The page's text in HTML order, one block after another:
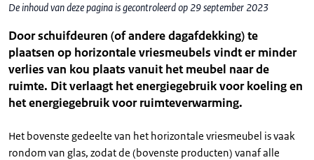
De inhoud van deze pagina is gecontroleerd op 29 september 2023
Door schuifdeuren (of andere dagafdekking) te
plaatsen op horizontale vriesmeubels vindt er minder
verlies van kou plaats vanuit het meubel naar de
ruimte. Dit verlaagt het energiegebruik voor koeling en
het energiegebruik voor ruimteverwarming.
Het bovenste gedeelte van het horizontale vriesmeubel is vaak
rondom van glas, zodat de (bovenste producten) vanaf alle